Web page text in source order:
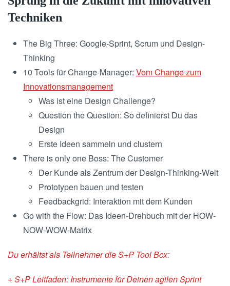
Techniken
The Big Three: Google-Sprint, Scrum und Design-
Thinking
10 Tools für Change-Manager: Vom Change zum
Innovationsmanagement
Was ist eine Design Challenge?
Question the Question: So definierst Du das
Design
Erste Ideen sammeln und clustern
There is only one Boss: The Customer
Der Kunde als Zentrum der Design-Thinking-Welt
Prototypen bauen und testen
Feedbackgrid: Interaktion mit dem Kunden
Go with the Flow: Das Ideen-Drehbuch mit der HOW-
NOW-WOW-Matrix
Du erhältst als Teilnehmer die S+P Tool Box:
+ S+P Leitfaden: Instrumente für Deinen agilen Sprint